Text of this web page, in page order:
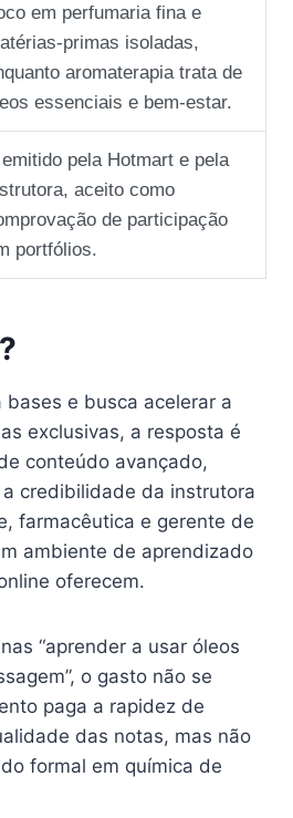
em perfumaria fina e
isoladas,
aromaterapia trata de
essenciais e bem‑estar.
pela Hotmart e pela
aceito como
de participação
portfólios.
bases e busca acelerar a
exclusivas, a resposta é
conteúdo avançado,
credibilidade da instrutora
farmacêutica e gerente de
ambiente de aprendizado
oferecem.
“aprender a usar óleos
o gasto não se
paga a rapidez de
das notas, mas não
formal em química de